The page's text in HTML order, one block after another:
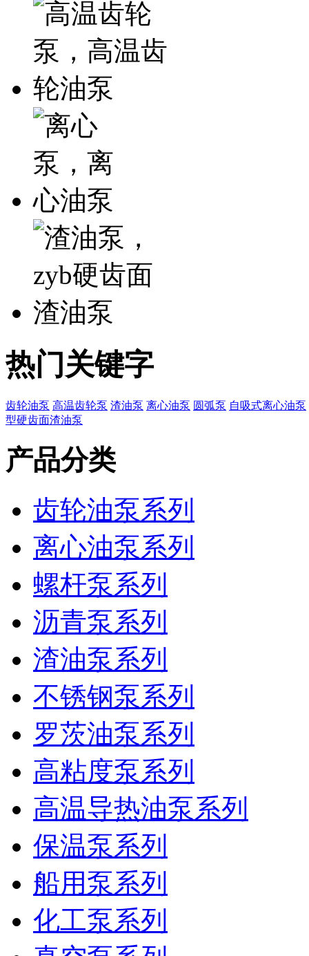
热门关键字
齿轮油泵 高温齿轮泵 渣油泵 离心油泵 圆弧泵 自吸式离心油泵
型硬齿面渣油泵
产品分类
齿轮油泵系列
离心油泵系列
螺杆泵系列
沥青泵系列
渣油泵系列
不锈钢泵系列
罗茨油泵系列
高粘度泵系列
高温导热油泵系列
保温泵系列
船用泵系列
化工泵系列